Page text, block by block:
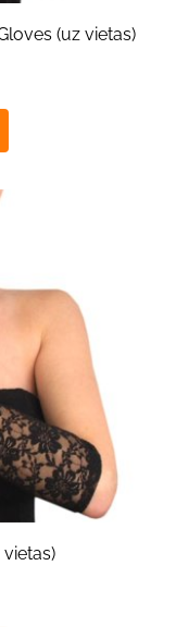
(uz vietas)